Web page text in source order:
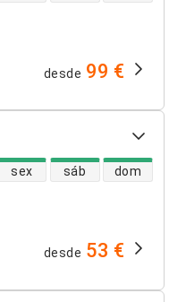
desde 99 €
sex sáb dom
desde 53 €